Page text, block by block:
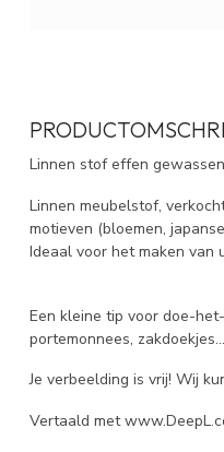
Linnen stof effen
Linnen meubelstof,
motieven (bloemen,
Ideaal voor het maken van
Een kleine tip voor doe-
portemonnees,
Je verbeelding is vrij! Wij
Vertaald met